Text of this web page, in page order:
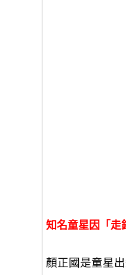
知名童星因「走
顏正國是童星